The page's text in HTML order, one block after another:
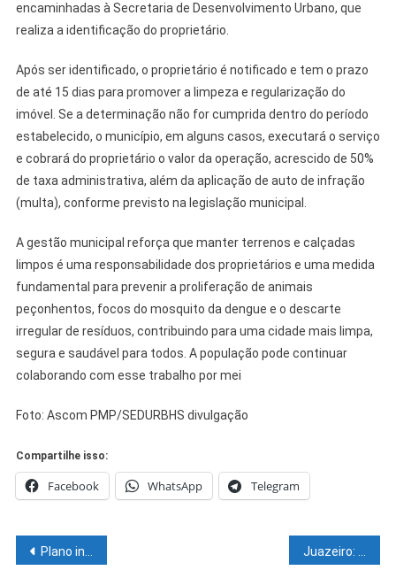
encaminhadas à Secretaria de Desenvolvimento Urbano, que
realiza a identificação do proprietário.
Após ser identificado, o proprietário é notificado e tem o prazo
de até 15 dias para promover a limpeza e regularização do
imóvel. Se a determinação não for cumprida dentro do período
estabelecido, o município, em alguns casos, executará o serviço
e cobrará do proprietário o valor da operação, acrescido de 50%
de taxa administrativa, além da aplicação de auto de infração
(multa), conforme previsto na legislação municipal.
A gestão municipal reforça que manter terrenos e calçadas
limpos é uma responsabilidade dos proprietários e uma medida
fundamental para prevenir a proliferação de animais
peçonhentos, focos do mosquito da dengue e o descarte
irregular de resíduos, contribuindo para uma cidade mais limpa,
segura e saudável para todos. A população pode continuar
colaborando com esse trabalho por mei
Foto: Ascom PMP/SEDURBHS divulgação
Compartilhe isso:
Facebook WhatsApp Telegram
Navegação
Plano integrado de Segurança Pública para a 35ª Festa do Interior de Casa Nova é apresentado: evento vai reunir ações de diversos órgãos de segurança Juazeiro: 2ª Reunião Regional do Depin discute o fortalecimento de ações integradas